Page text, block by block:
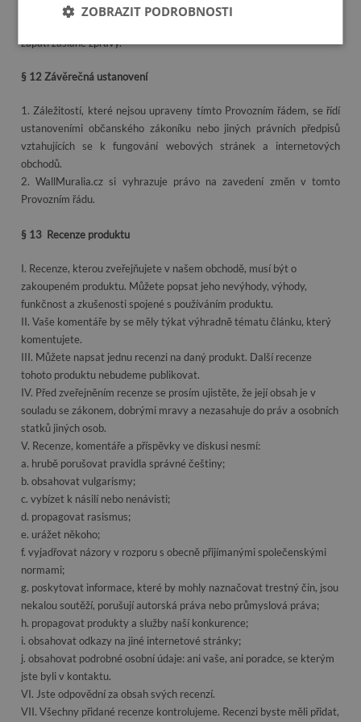
zápatí zaslané zprávy.
§ 12 Závěrečná ustanovení
1. Záležitostí, které nejsou upraveny tímto Provozním řádem, se řídí
ustanoveními občanského zákoníku nebo jiných právních předpisů
vztahujících se k fungování webových stránek a internetových
obchodů.
2. WallMuralia.cz si vyhrazuje právo na zavedení změn v tomto
Provozním řádu.
§ 13 Recenze produktu
I. Recenze, kterou zveřejňujete v našem obchodě, musí být o
zakoupeném produktu. Můžete popsat jeho nevýhody, výhody,
funkčnost a zkušenosti spojené s používáním produktu.
II. Vaše komentáře by se měly týkat výhradně tématu článku, který
komentujete.
III. Můžete napsat jednu recenzi na daný produkt. Další recenze
tohoto produktu nebudeme publikovat.
IV. Před zveřejněním recenze se prosím ujistěte, že její obsah je v
souladu se zákonem, dobrými mravy a nezasahuje do práv a osobních
statků jiných osob.
V. Recenze, komentáře a příspěvky ve diskusi nesmí:
a. hrubě porušovat pravidla správné češtiny;
b. obsahovat vulgarismy;
c. vybízet k násilí nebo nenávisti;
d. propagovat rasismus;
e. urážet někoho;
f. vyjadřovat názory v rozporu s obecně přijímanými společenskými
normami;
g. poskytovat informace, které by mohly naznačovat trestný čin, jsou
nekalou soutěží, porušují autorská práva nebo průmyslová práva;
h. propagovat produkty a služby naší konkurence;
i. obsahovat odkazy na jiné internetové stránky;
j. obsahovat podrobné osobní údaje: ani vaše, ani poradce, se kterým
jste byli v kontaktu.
VI. Jste odpovědní za obsah svých recenzí.
VII. Všechny přidané recenze kontrolujeme. Recenzi byste měli přidat,
ZOBRAZIT PODROBNOSTI